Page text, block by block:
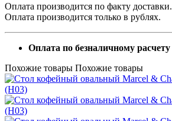
Оплата производится по факту доставки.
Оплата производится только в рублях.
Оплата по безналичному расчету
Похожие товары Похожие товары